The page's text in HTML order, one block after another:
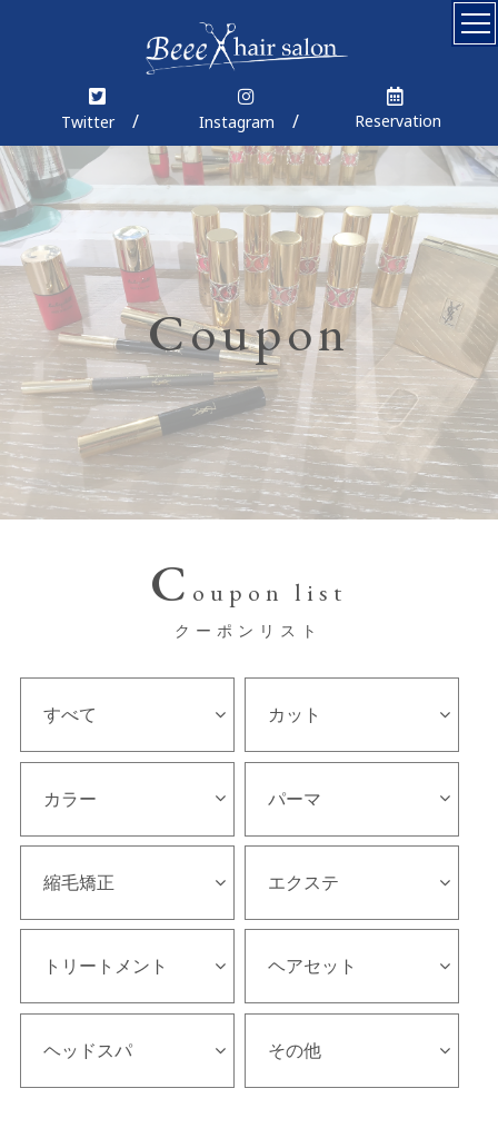
Twitter Instagram Reservation
Coupon
Concept
Menu
Coupon
Staff
News
Blog
Gallery
Product
Extention
Q&A
Access
C oupon list
クーポンリスト
すべて カット
カラー パーマ
縮毛矯正 エクステ
トリートメント ヘアセット
ヘッドスパ その他